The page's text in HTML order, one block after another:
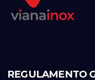
REGULAMENTO